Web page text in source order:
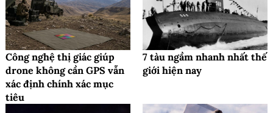
Công nghệ thị giác giúp
drone không cần GPS vẫn
xác định chính xác mục
tiêu
7 tàu ngầm nhanh nhất thế
giới hiện nay